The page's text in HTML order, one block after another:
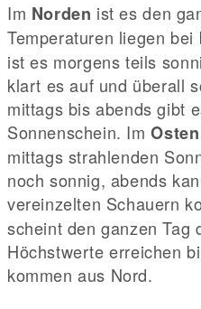
Im Norden ist es den
Temperaturen liegen bei
ist es morgens teils
klart es auf und überall
mittags bis abends gibt
Sonnenschein. ImOsten
mittags strahlenden
noch sonnig, abends
vereinzelten Schauern
scheint den ganzen Tag
Höchstwerte erreichen
kommen aus Nord.